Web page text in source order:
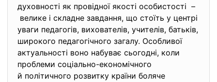
духовності як провідної якості особистості –
велике і складне завдання, що стоїть у центрі
уваги педагогів, вихователів, учителів, батьків,
широкого педагогічного загалу. Особливої
актуальності воно набуває сьогодні, коли
проблеми соціально-економічного
й політичного розвитку країни боляче